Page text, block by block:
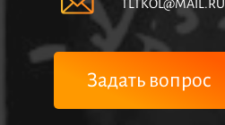
TLTKOL@MAIL.RU
Задать вопрос